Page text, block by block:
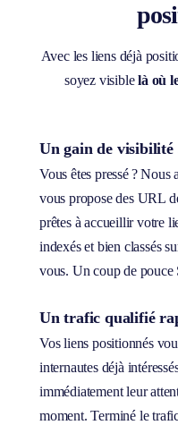
Avec les liens déjà
soyez visiblelà où
Un gain de visibilité
Vous êtes pressé ? Nous
vous propose des URL
prêtes à accueillir votre
indexés et bien classés
vous. Un coup de pouce
Un trafic qualifié
Vos liens positionnés
internautes déjà
immédiatement leur
moment. Terminé le